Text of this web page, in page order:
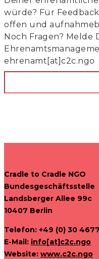
würde? Für
offen und
Noch Fragen? Melde
ehrenamt[at]c2c.ngo
Cradle to Cradle NGO
Bundesgeschäftsstelle
Landsberger Allee 99c
10407 Berlin
Telefon: +49 (0) 30
E-Mail: info[at]c2c.ngo
Website: www.c2c.ngo